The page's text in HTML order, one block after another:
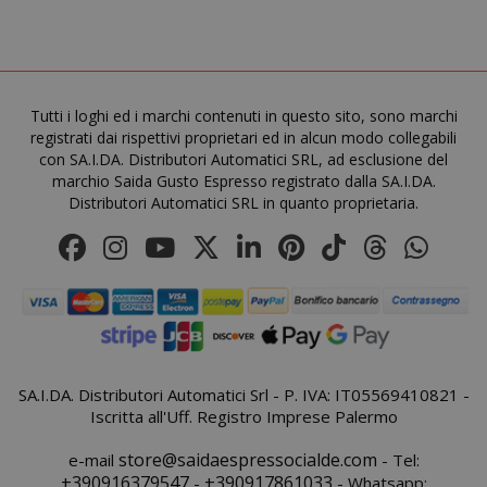
Tutti i loghi ed i marchi contenuti in questo sito, sono marchi
registrati dai rispettivi proprietari ed in alcun modo collegabili
con SA.I.DA. Distributori Automatici SRL, ad esclusione del
marchio Saida Gusto Espresso registrato dalla SA.I.DA.
Distributori Automatici SRL in quanto proprietaria.
SA.I.DA. Distributori Automatici Srl - P. IVA: IT05569410821 -
Iscritta all'Uff. Registro Imprese Palermo
e-mail store@saidaespressocialde.com - Tel:
X-Magento-Vary Adobe Inc.